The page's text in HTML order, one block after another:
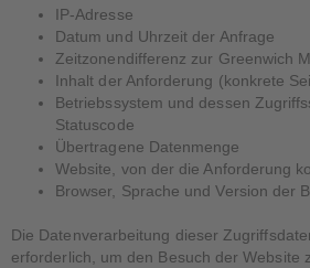
IP-Adresse
Datum und Uhrzeit der Anfrage
Zeitzonendifferenz zur Greenwich
Inhalt der Anforderung (konkrete
Betriebssystem und dessen
Statuscode
Übertragene Datenmenge
Website, von der die Anforderung
Browser, Sprache und Version der
Die Datenverarbeitung dieser
erforderlich, um den Besuch der Website